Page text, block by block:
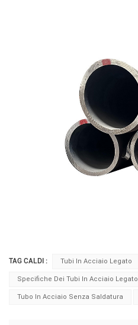
TAG CALDI : Tubi In Acciaio Legato
Specifiche Dei Tubi In Acciaio Legato
Tubo In Acciaio Senza Saldatura